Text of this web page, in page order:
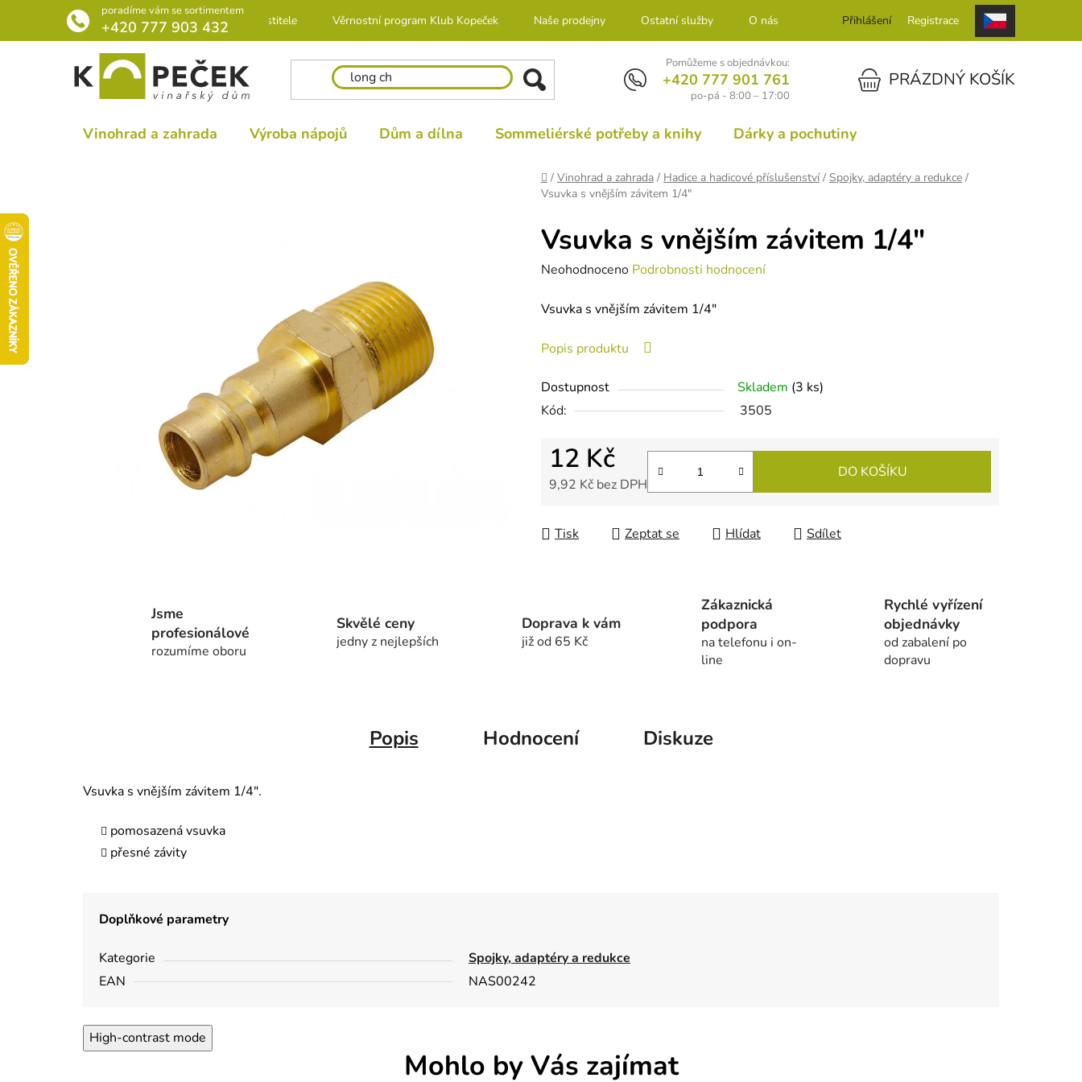
obsah
poradíme vám se sortimentem
+420 777 903 432Rádce pro pěstitele Věrnostní program Klub Kopeček Naše prodejny Ostatní služby O nás KontaktPřihlášení Registrace
Pomůžeme s objednávkou:
+420 777 901 761
po-pá - 8:00 – 17:00
NÁKUPNÍ KOŠÍKPRÁZDNÝ KOŠÍK
Vinohrad a zahrada Výroba nápojů Dům a dílna Sommeliérské potřeby a knihy Dárky a pochutiny
Domů
/ Vinohrad a zahrada / Hadice a hadicové příslušenství / Spojky, adaptéry a redukce /
Vsuvka s vnějším závitem 1/4"
Vsuvka s vnějším závitem 1/4"
Průměrné
produktu
0,0
z
hvězdiček.
Neohodnoceno Podrobnosti hodnocení
Vsuvka s vnějším závitem 1/4"
Popis produktu
Dostupnost Skladem (3 ks)
Kód:
3505
12 Kč
9,92 Kč bez DPH
DO KOŠÍKU
Tisk Zeptat se Hlídat Sdílet
Jsme
profesionálové
rozumíme oboru
Skvělé ceny
jedny z nejlepších
Doprava k vám
již od 65 Kč
Zákaznická
podpora
na telefonu i on-
line
Rychlé vyřízení
objednávky
od zabalení po
dopravu
Popis Hodnocení Diskuze
Vsuvka s vnějším závitem 1/4".
pomosazená vsuvka
přesné závity
Doplňkové parametry
Kategorie
Spojky, adaptéry a redukce
EAN
NAS00242
High-contrast mode
Mohlo by Vás zajímat